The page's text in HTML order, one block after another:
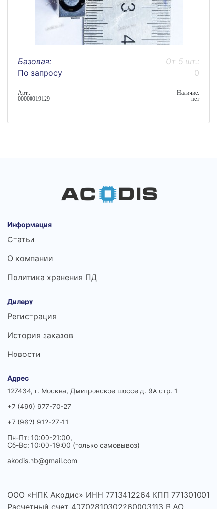
Базовая:
По запросу
От 5 шт.:
0
Арт.:
00000019129
Наличие:
нет
Информация
Статьи
О компании
Политика хранения ПД
Дилеру
Регистрация
История заказов
Новости
Адрес
127434, г. Москва, Дмитровское шоссе д. 9А стр. 1
+7 (499) 977-70-27
+7 (962) 912-27-11
Пн-Пт: 10:00-21:00,
Сб-Вс: 10:00-19:00 (только самовывоз)
akodis.nb@gmail.com
ООО «НПК Акодис» ИНН 7713412264 КПП 771301001
Расчетный счет 40702810302260003113 В АО